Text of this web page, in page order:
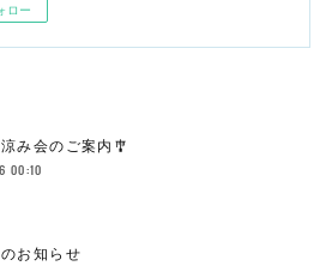
ロー
み会のご案内🎐
00:10
お知らせ